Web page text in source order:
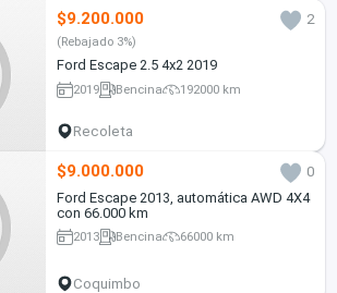
$9.200.000 2
(Rebajado 3%)
Ford Escape 2.5 4x2 2019
2019 Bencina 192000 km
Recoleta
$9.000.000
0
Ford Escape 2013, automática AWD 4X4
con 66.000 km
2013 Bencina 66000 km
Coquimbo